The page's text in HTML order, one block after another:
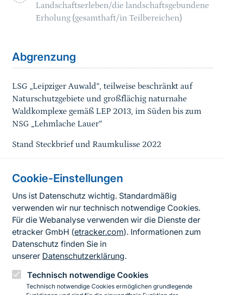
Cookie-Einstellungen
Uns ist Datenschutz wichtig. Standardmäßig
verwenden wir nur technisch notwendige Cookies.
Für die Webanalyse verwenden wir die Dienste der
etracker GmbH (etracker.com). Informationen zum
Datenschutz finden Sie in
unserer Datenschutzerklärung.
Technisch notwendige Cookies
Technisch notwendige Cookies ermöglichen grundlegende
Landschaftserleben/die landschaftsgebundene
Erholung (gesamthaft/in Teilbereichen)
Abgrenzung
LSG „Leipziger Auwald“, teilweise beschränkt auf
Naturschutzgebiete und großflächig naturnahe
Waldkomplexe gemäß LEP 2013, im Süden bis zum
NSG „Lehmlache Lauer“
Stand Steckbrief und Raumkulisse 2022
Informationen zur Seite
FußzeileKontakt zum BfN
Kontaktformular
Erklärung zur Barrierefreiheit
Impressum
Datenschutz